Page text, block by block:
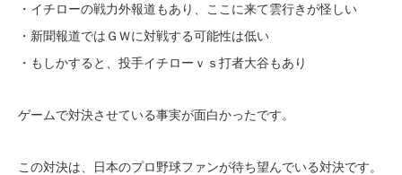
・イチローの戦力外報道もあり、ここに来て雲行きが怪しい
・新聞報道ではＧＷに対戦する可能性は低い
・もしかすると、投手イチローｖｓ打者大谷もあり
ゲームで対決させている事実が面白かったです。
この対決は、日本のプロ野球ファンが待ち望んでいる対決です。